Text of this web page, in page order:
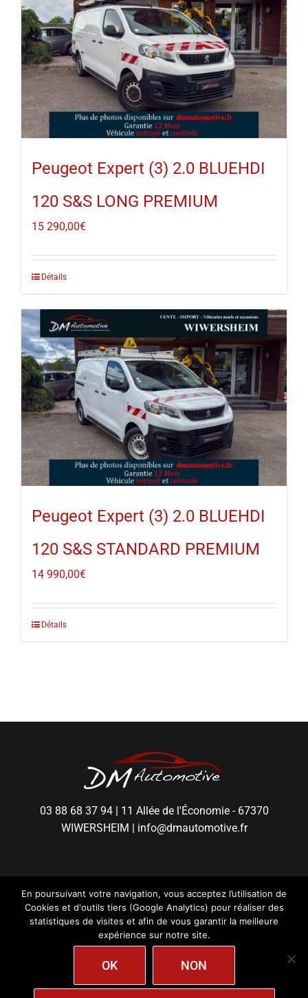
Peugeot Expert (3) 2.0 BLUEHDI
120 S&S LONG PREMIUM
15 290,00€
Détails
Peugeot Expert (3) 2.0 BLUEHDI
120 S&S STANDARD PREMIUM
14 990,00€
Détails
03 88 68 37 94| 11 Allée de l'Économie - 67370
WIWERSHEIM
info@dmautomotive.fr
DM Automotive - Tous droits réservés.Mentions
Politique de Confidentialité|Création
En poursuivant votre navigation, vous acceptez l’utilisation de
Cookies et d'outils tiers (Google Analytics) pour réaliser des
statistiques de visites et afin de vous garantir la meilleure
expérience sur notre site.
OK NON